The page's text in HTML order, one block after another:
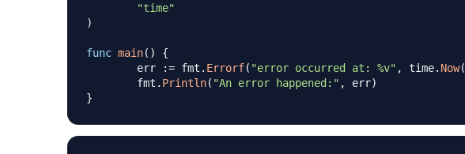
"time"
)
func main( )
{
	err
:= fmt . Errorf( "error occurred at: %v" , time. Now(
	fmt
. Println( "An error happened:" , err)
}